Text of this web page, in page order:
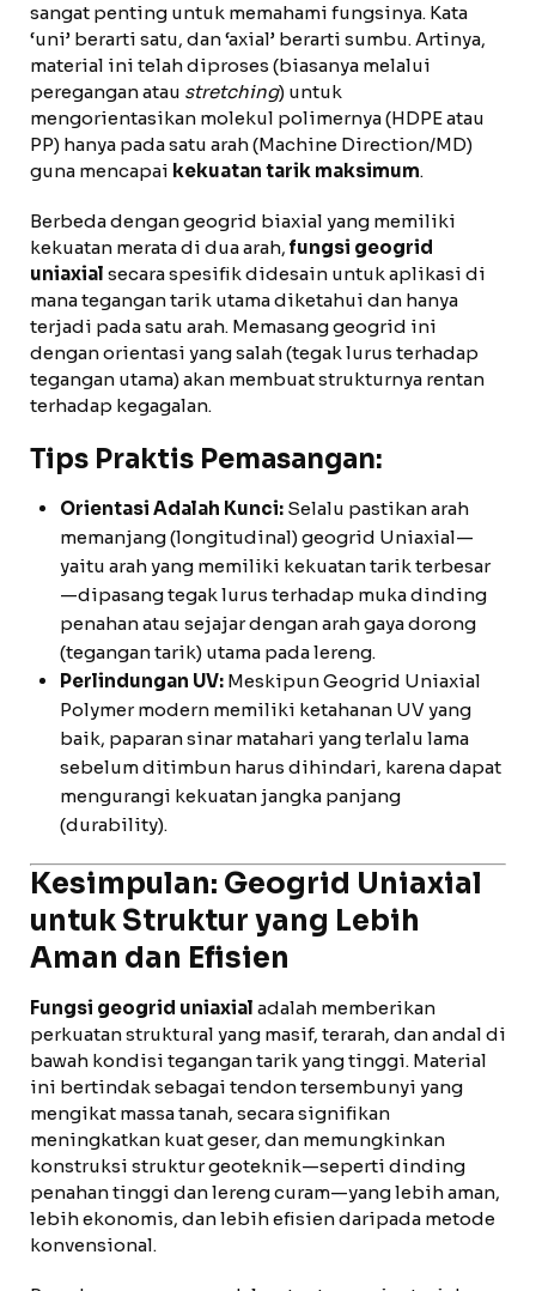
sangat penting untuk memahami fungsinya. Kata
‘uni’ berarti satu, dan ‘axial’ berarti sumbu. Artinya,
material ini telah diproses (biasanya melalui
peregangan atau stretching) untuk
mengorientasikan molekul polimernya (HDPE atau
PP) hanya pada satu arah (Machine Direction/MD)
guna mencapai kekuatan tarik maksimum.
Berbeda dengan geogrid biaxial yang memiliki
kekuatan merata di dua arah, fungsi geogrid
uniaxial secara spesifik didesain untuk aplikasi di
mana tegangan tarik utama diketahui dan hanya
terjadi pada satu arah. Memasang geogrid ini
dengan orientasi yang salah (tegak lurus terhadap
tegangan utama) akan membuat strukturnya rentan
terhadap kegagalan.
Tips Praktis Pemasangan:
Orientasi Adalah Kunci: Selalu pastikan arah
memanjang (longitudinal) geogrid Uniaxial—
yaitu arah yang memiliki kekuatan tarik terbesar
—dipasang tegak lurus terhadap muka dinding
penahan atau sejajar dengan arah gaya dorong
(tegangan tarik) utama pada lereng.
Perlindungan UV: Meskipun Geogrid Uniaxial
Polymer modern memiliki ketahanan UV yang
baik, paparan sinar matahari yang terlalu lama
sebelum ditimbun harus dihindari, karena dapat
mengurangi kekuatan jangka panjang
(durability).
Kesimpulan: Geogrid Uniaxial
untuk Struktur yang Lebih
Aman dan Efisien
Fungsi geogrid uniaxial adalah memberikan
perkuatan struktural yang masif, terarah, dan andal di
bawah kondisi tegangan tarik yang tinggi. Material
ini bertindak sebagai tendon tersembunyi yang
mengikat massa tanah, secara signifikan
meningkatkan kuat geser, dan memungkinkan
konstruksi struktur geoteknik—seperti dinding
penahan tinggi dan lereng curam—yang lebih aman,
lebih ekonomis, dan lebih efisien daripada metode
konvensional.